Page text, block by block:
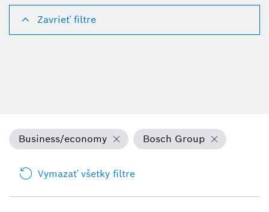
Zavrieť filtre
Business/economy Bosch Group
Vymazať všetky filtre